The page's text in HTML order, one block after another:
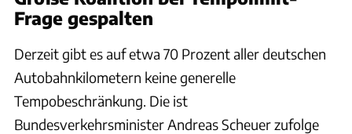
Frage gespalten
Derzeit gibt es auf etwa 70 Prozent aller deutschen
Autobahnkilometern keine generelle
Tempobeschränkung. Die ist
Bundesverkehrsminister Andreas Scheuer zufolge